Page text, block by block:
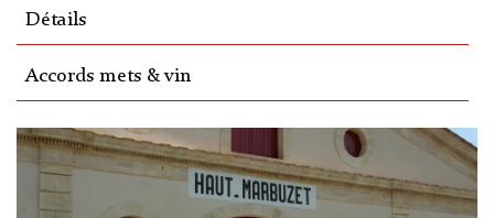
Détails
Accords mets & vin